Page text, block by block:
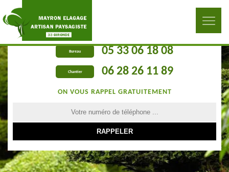
Bureau 05 33 06 18 08
Chantier 06 28 26 11 89
ON VOUS RAPPEL GRATUITEMENT